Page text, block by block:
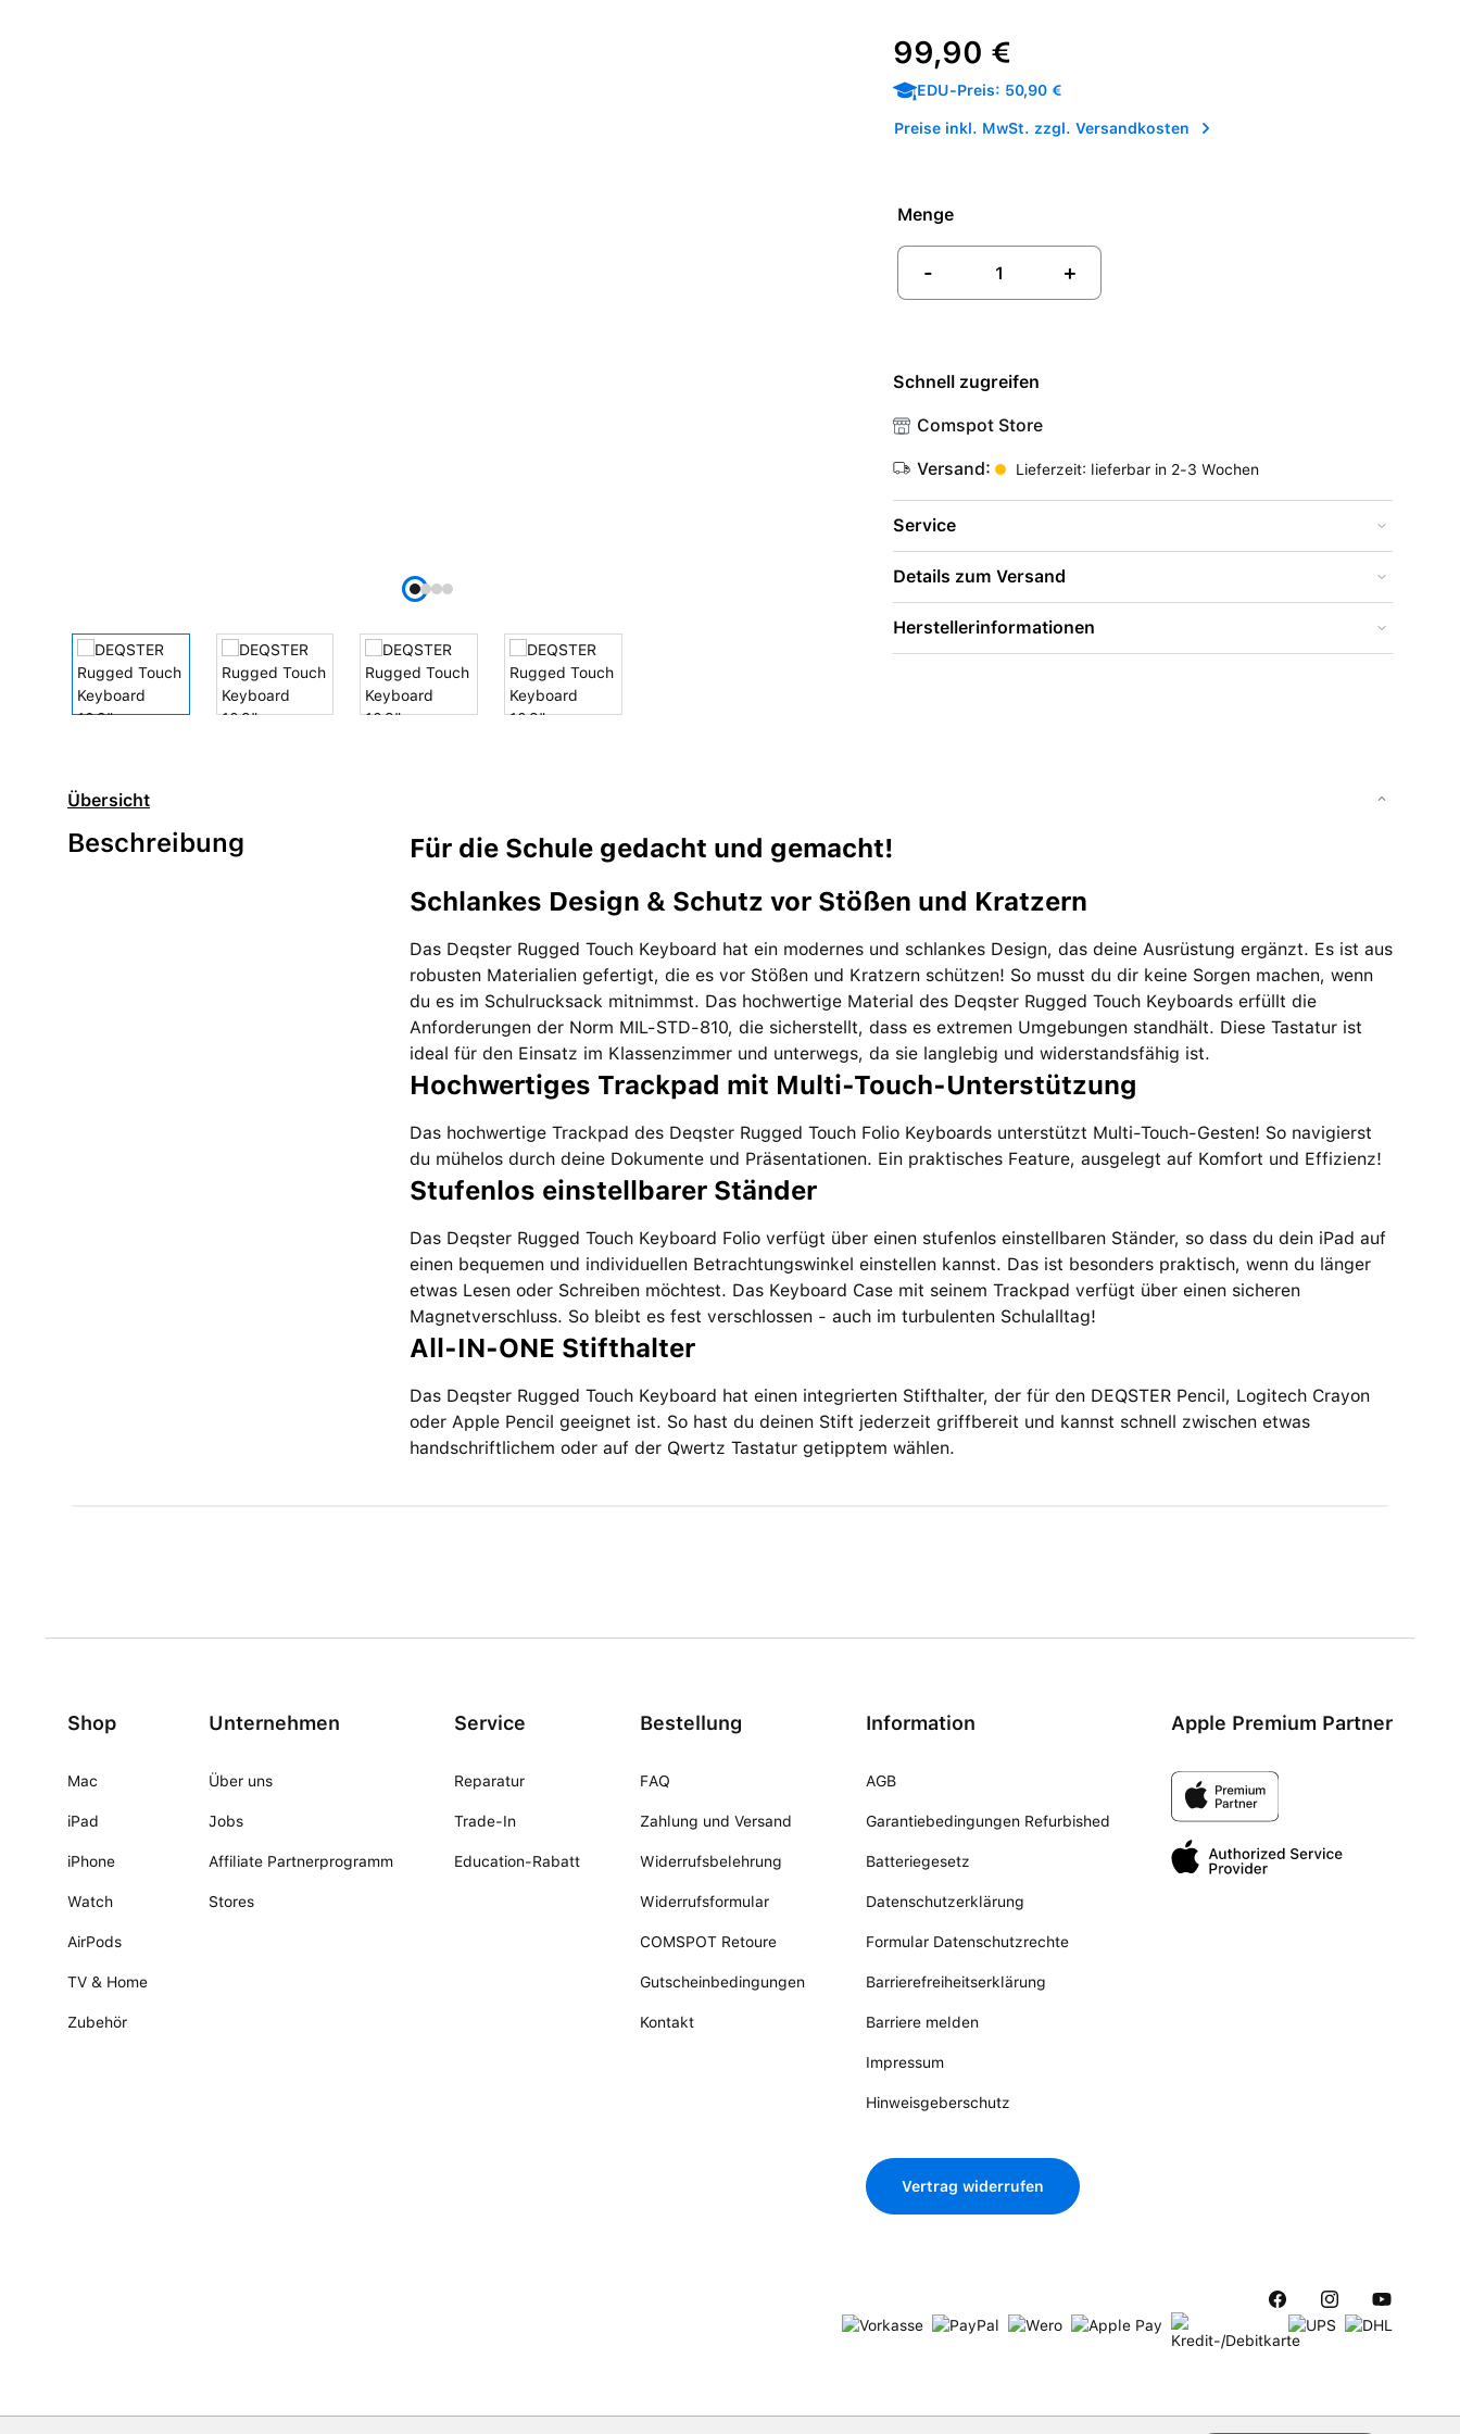
Regulärer Preis:
99,90 €
EDU-Preis: 50,90 €
Preise inkl. MwSt. zzgl. Versandkosten
Menge
- +
Schnell zugreifen
Comspot Store
Versand: Lieferzeit: lieferbar in 2-3 Wochen
Service
Details zum Versand
Herstellerinformationen
Übersicht
Beschreibung
Für die Schule gedacht und gemacht!
Schlankes Design & Schutz vor Stößen und Kratzern
Das Deqster Rugged Touch Keyboard hat ein modernes und schlankes Design, das deine Ausrüstung ergänzt. Es ist aus
robusten Materialien gefertigt, die es vor Stößen und Kratzern schützen! So musst du dir keine Sorgen machen, wenn
du es im Schulrucksack mitnimmst. Das hochwertige Material des Deqster Rugged Touch Keyboards erfüllt die
Anforderungen der Norm MIL-STD-810, die sicherstellt, dass es extremen Umgebungen standhält. Diese Tastatur ist
ideal für den Einsatz im Klassenzimmer und unterwegs, da sie langlebig und widerstandsfähig ist.
Hochwertiges Trackpad mit Multi-Touch-Unterstützung
Das hochwertige Trackpad des Deqster Rugged Touch Folio Keyboards unterstützt Multi-Touch-Gesten! So navigierst
du mühelos durch deine Dokumente und Präsentationen. Ein praktisches Feature, ausgelegt auf Komfort und Effizienz!
Stufenlos einstellbarer Ständer
Das Deqster Rugged Touch Keyboard Folio verfügt über einen stufenlos einstellbaren Ständer, so dass du dein iPad auf
einen bequemen und individuellen Betrachtungswinkel einstellen kannst. Das ist besonders praktisch, wenn du länger
etwas Lesen oder Schreiben möchtest. Das Keyboard Case mit seinem Trackpad verfügt über einen sicheren
Magnetverschluss. So bleibt es fest verschlossen - auch im turbulenten Schulalltag!
All-IN-ONE Stifthalter
Das Deqster Rugged Touch Keyboard hat einen integrierten Stifthalter, der für den DEQSTER Pencil, Logitech Crayon
oder Apple Pencil geeignet ist. So hast du deinen Stift jederzeit griffbereit und kannst schnell zwischen etwas
handschriftlichem oder auf der Qwertz Tastatur getipptem wählen.
Shop
Mac
iPad
iPhone
Watch
AirPods
TV & Home
Zubehör
Unternehmen
Über uns
Jobs
Affiliate Partnerprogramm
Stores
Service
Reparatur
Trade-In
Education-Rabatt
Bestellung
FAQ
Zahlung und Versand
Widerrufsbelehrung
Widerrufsformular
COMSPOT Retoure
Gutscheinbedingungen
Kontakt
Information
AGB
Garantiebedingungen Refurbished
Batteriegesetz
Datenschutzerklärung
Formular Datenschutzrechte
Barrierefreiheitserklärung
Barriere melden
Impressum
Hinweisgeberschutz
Vertrag widerrufen
Apple Premium Partner